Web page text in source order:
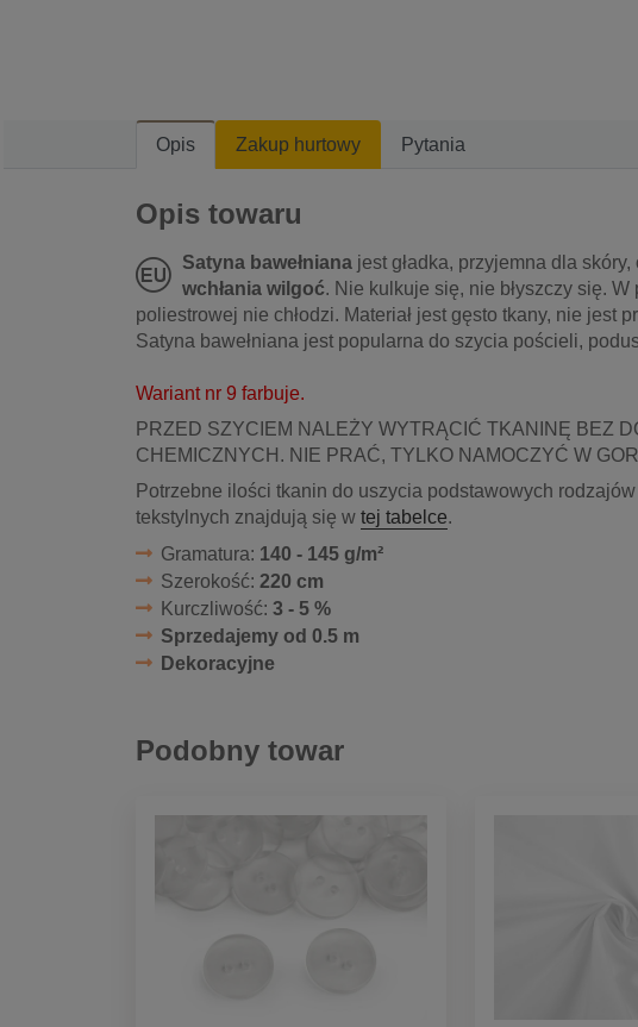
Opis Zakup hurtowy Pytania
Opis towaru
Satyna bawełniana jest gładka, przyjemna dla
wchłania wilgoć. Nie kulkuje się, nie błyszczy się.
poliestrowej nie chłodzi. Materiał jest gęsto tkany, nie jest
Satyna bawełniana jest popularna do szycia pościeli,
Wariant nr 9 farbuje.
PRZED SZYCIEM NALEŻY WYTRĄCIĆ TKANINĘ BEZ
CHEMICZNYCH. NIE PRAĆ, TYLKO NAMOCZYĆ W
Potrzebne ilości tkanin do uszycia podstawowych
tekstylnych znajdują się w tej tabelce.
Gramatura: 140 - 145 g/m²
Szerokość: 220 cm
Kurczliwość: 3 - 5 %
Sprzedajemy od 0.5 m
Dekoracyjne
Podobny towar